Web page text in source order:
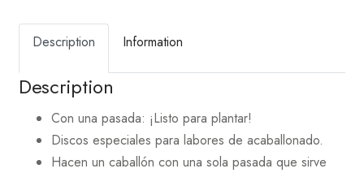
Description Information
Description
Con una pasada: ¡Listo para plantar!
Discos especiales para labores de acaballonado.
Hacen un caballón con una sola pasada que sirve